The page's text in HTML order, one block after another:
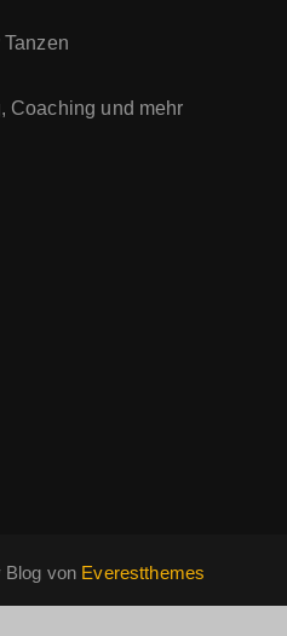
Tanzen
Coaching und mehr
Blog von Everestthemes